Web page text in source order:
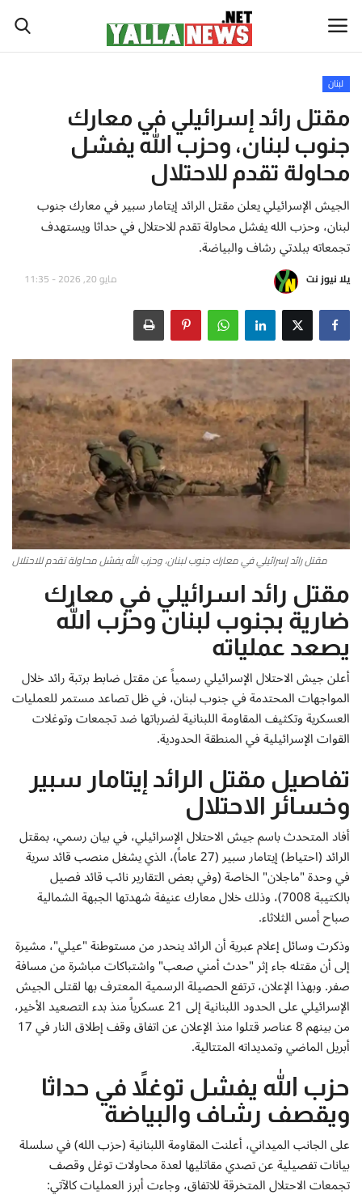
أخبار العالم
أخبار الوطن العربي
سياسة واقتصاد
رياضة
ثقافة وفن
تكنولوجيا وعلوم
صحة ولياقة
أطباق من المطابخ العربية
سياحة وسفر
منوعات عامة
جاليري الفن التشكيلي
من نحن
سياسة الخصوصية
البنود والشروط
رئيس التحرير
إتصل بنا
لبنان
مقتل رائد إسرائيلي في معارك
جنوب لبنان، وحزب الله يفشل
محاولة تقدم للاحتلال
الجيش الإسرائيلي يعلن مقتل الرائد إيتامار سبير في معارك جنوب
لبنان، وحزب الله يفشل محاولة تقدم للاحتلال في حداثا ويستهدف
تجمعاته ببلدتي رشاف والبياضة.
يلا نيوز نت مايو 20, 2026 - 11:35
مقتل رائد إسرائيلي في معارك جنوب لبنان، وحزب الله يفشل محاولة تقدم للاحتلال
مقتل رائد اسرائيلي في معارك
ضارية بجنوب لبنان وحزب الله
يصعد عملياته
أعلن جيش الاحتلال الإسرائيلي رسمياً عن مقتل ضابط برتبة رائد خلال
المواجهات المحتدمة في جنوب لبنان، في ظل تصاعد مستمر للعمليات
العسكرية وتكثيف المقاومة اللبنانية لضرباتها ضد تجمعات وتوغلات
القوات الإسرائيلية في المنطقة الحدودية.
تفاصيل مقتل الرائد إيتامار سبير
وخسائر الاحتلال
أفاد المتحدث باسم جيش الاحتلال الإسرائيلي، في بيان رسمي، بمقتل
الرائد (احتياط) إيتامار سبير (27 عاماً)، الذي يشغل منصب قائد سرية
في وحدة "ماجلان" الخاصة (وفي بعض التقارير نائب قائد فصيل
بالكتيبة 7008)، وذلك خلال معارك عنيفة شهدتها الجبهة الشمالية
صباح أمس الثلاثاء.
وذكرت وسائل إعلام عبرية أن الرائد ينحدر من مستوطنة "عيلي"، مشيرة
إلى أن مقتله جاء إثر "حدث أمني صعب" واشتباكات مباشرة من مسافة
صفر. وبهذا الإعلان، ترتفع الحصيلة الرسمية المعترف بها لقتلى الجيش
الإسرائيلي على الحدود اللبنانية إلى 21 عسكرياً منذ بدء التصعيد الأخير،
من بينهم 8 عناصر قتلوا منذ الإعلان عن اتفاق وقف إطلاق النار في 17
أبريل الماضي وتمديداته المتتالية.
حزب الله يفشل توغلاً في حداثا
ويقصف رشاف والبياضة
على الجانب الميداني، أعلنت المقاومة اللبنانية (حزب الله) في سلسلة
بيانات تفصيلية عن تصدي مقاتليها لعدة محاولات توغل وقصف
تجمعات الاحتلال المتخرقة للاتفاق، وجاءت أبرز العمليات كالآتي: